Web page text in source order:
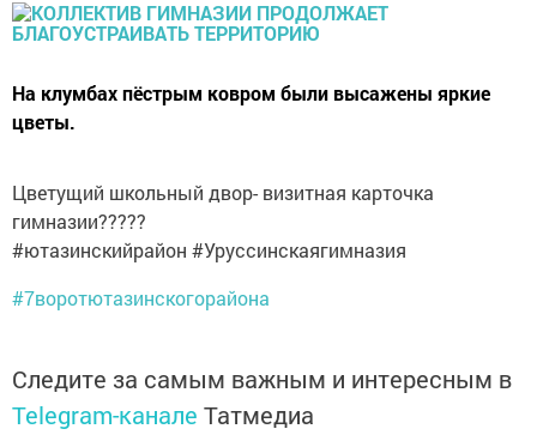
На клумбах пёстрым ковром были высажены яркие
цветы.
Цветущий школьный двор- визитная карточка
гимназии?????
#ютазинскийрайон #Уруссинскаягимназия
#7воротютазинскогорайона
Следите за самым важным и интересным в
Telegram-канале Татмедиа